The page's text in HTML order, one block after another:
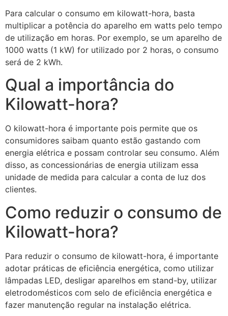
Para calcular o consumo em kilowatt-hora, basta
multiplicar a potência do aparelho em watts pelo tempo
de utilização em horas. Por exemplo, se um aparelho de
1000 watts (1 kW) for utilizado por 2 horas, o consumo
será de 2 kWh.
Qual a importância do
Kilowatt-hora?
O kilowatt-hora é importante pois permite que os
consumidores saibam quanto estão gastando com
energia elétrica e possam controlar seu consumo. Além
disso, as concessionárias de energia utilizam essa
unidade de medida para calcular a conta de luz dos
clientes.
Como reduzir o consumo de
Kilowatt-hora?
Para reduzir o consumo de kilowatt-hora, é importante
adotar práticas de eficiência energética, como utilizar
lâmpadas LED, desligar aparelhos em stand-by, utilizar
eletrodomésticos com selo de eficiência energética e
fazer manutenção regular na instalação elétrica.